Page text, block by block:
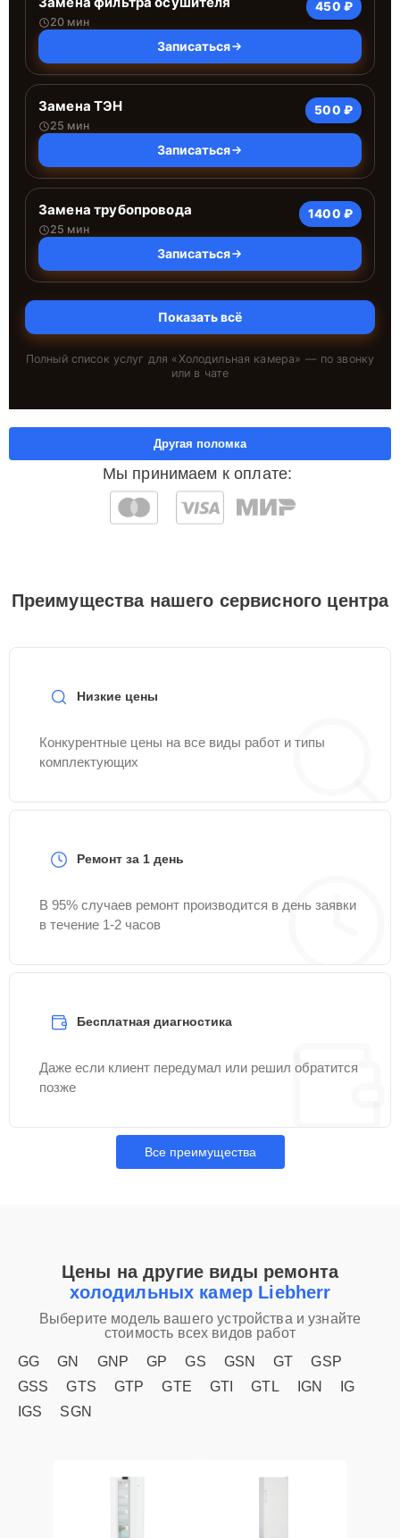
20 мин
450 ₽
Записаться
Замена ТЭН
25 мин
500 ₽
Записаться
Замена трубопровода
25 мин
1400 ₽
Записаться
Показать всё
Полный список услуг для «Холодильная камера» — по звонку
или в чате
Мы принимаем к оплате:
Другая поломка
Преимущества нашего сервисного центра
Низкие цены
Конкурентные цены на все виды работ и типы
комплектующих
Ремонт за 1 день
В 95% случаев ремонт производится в день заявки
в течение 1-2 часов
Бесплатная диагностика
Даже если клиент передумал или решил обратится
позже
Все преимущества
Цены на другие виды ремонта
холодильных камер Liebherr
Выберите модель вашего устройства и узнайте
стоимость всех видов работ
GG
GN GNP GP GS GSN GT
GSP
GSS
GTS GTP GTE GTI GTL IGN
IG
IGS
SGN